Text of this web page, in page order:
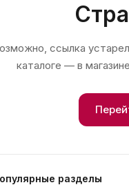
ссылка
каталоге — в магазине
разделы